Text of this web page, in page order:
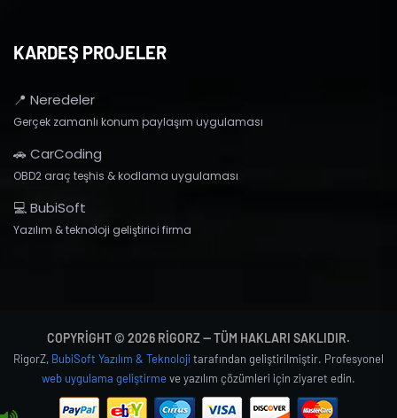
KARDEŞ PROJELER
📍 Neredeler
Gerçek zamanlı konum paylaşım uygulaması
🚗 CarCoding
OBD2 araç teşhis & kodlama uygulaması
💻 BubiSoft
Yazılım & teknoloji geliştirici firma
COPYRIGHT © 2026 RIGORZ — TÜM HAKLARI SAKLIDIR.
RigorZ, BubiSoft Yazılım & Teknoloji tarafından geliştirilmiştir. Profesyonel
web uygulama geliştirmeve yazılım çözümleri için ziyaret edin.